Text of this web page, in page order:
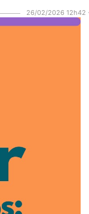
26/02/2026 12h42